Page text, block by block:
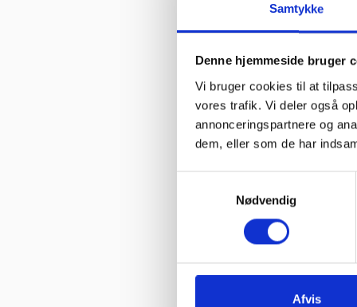
Samtykke
Denne hjemmeside bruger
Vi bruger cookies til at
vores trafik. Vi deler også
annonceringspartnere og
dem, eller som de har
Nødvendig
Afvis